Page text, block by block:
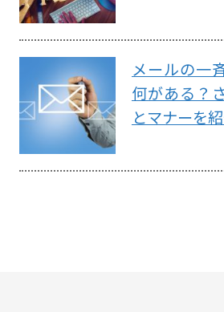
メールの一
何がある？
とマナーを